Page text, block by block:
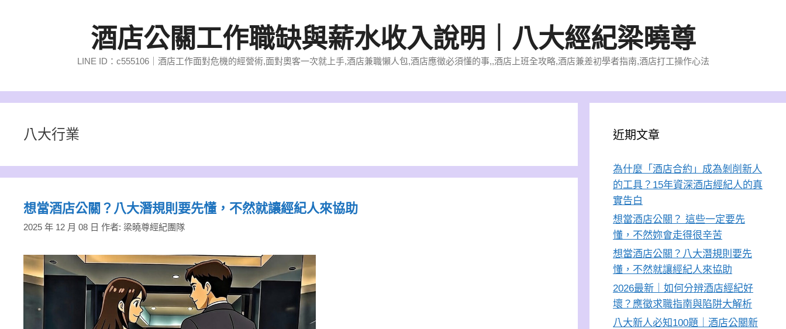
容
酒店公關工作職缺與薪水收入說明｜八大經紀梁曉尊
LINE ID：c555106｜酒店工作面對危機的經營術,面對奧客一次就上手,酒店兼職懶人包,酒店應徵必須懂的事,,酒店上班全攻略,酒店兼差初學者指南,酒店打工操作心法
八大行業
想當酒店公關？八大潛規則要先懂，不然就讓經紀人來協助
2025 年 12 月 08 日 作者: 梁曉尊經紀團隊
近期文章
為什麼「酒店合約」成為剝削新人
的工具？15年資深酒店經紀人的真
實告白
想當酒店公關？ 這些一定要先
懂，不然妳會走得很辛苦
想當酒店公關？八大潛規則要先
懂，不然就讓經紀人來協助
2026最新｜如何分辨酒店經紀好
壞？應徵求職指南與陷阱大解析
八大新人必知100題｜酒店公關新